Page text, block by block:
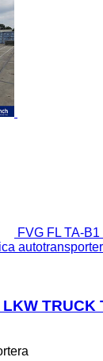
FVG FL TA-
TRUCK